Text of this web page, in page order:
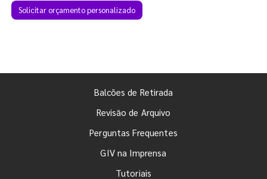
Solicitar orçamento personalizado
Balcões de Retirada
Revisão de Arquivo
Perguntas Frequentes
GIV na Imprensa
Tutoriais